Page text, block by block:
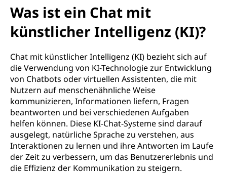
Was ist ein Chat mit
künstlicher Intelligenz (KI)?
Chat mit künstlicher Intelligenz (KI) bezieht sich auf
die Verwendung von KI-Technologie zur Entwicklung
von Chatbots oder virtuellen Assistenten, die mit
Nutzern auf menschenähnliche Weise
kommunizieren, Informationen liefern, Fragen
beantworten und bei verschiedenen Aufgaben
helfen können. Diese KI-Chat-Systeme sind darauf
ausgelegt, natürliche Sprache zu verstehen, aus
Interaktionen zu lernen und ihre Antworten im Laufe
der Zeit zu verbessern, um das Benutzererlebnis und
die Effizienz der Kommunikation zu steigern.